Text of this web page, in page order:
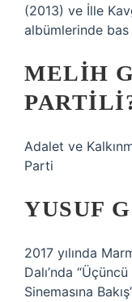
(2013) ve İlle
albümlerinde
MELIH
Adalet ve
Parti
YUSUF
2017 yılında
Dalı’nda
Sinemasına